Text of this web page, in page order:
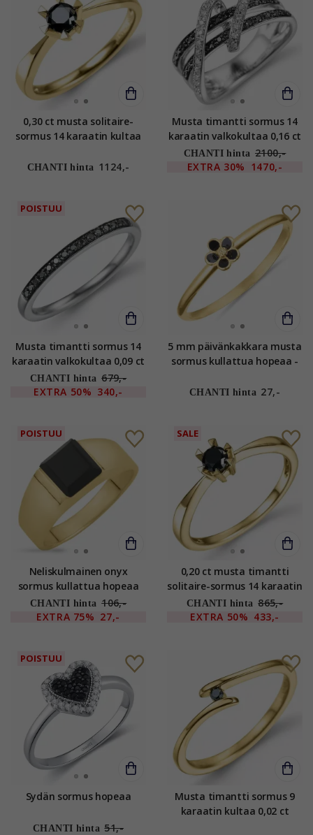
0,30 ct musta solitaire-
sormus 14 karaatin kultaa
CHANTI hinta 1124,-
Musta timantti sormus 14
karaatin valkokultaa 0,16 ct
0,19 ct
CHANTI hinta 2100,-
EXTRA 30% 1470,-
POISTUU
Musta timantti sormus 14
karaatin valkokultaa 0,09 ct
CHANTI hinta 679,-
EXTRA 50% 340,-
5 mm päivänkakkara musta
sormus kullattua hopeaa -
CHANTI hinta 27,-
POISTUU
Neliskulmainen onyx
sormus kullattua hopeaa
CHANTI hinta 106,-
EXTRA 75% 27,-
SALE
0,20 ct musta timantti
solitaire-sormus 14 karaatin
kultaa 0,20 ct
CHANTI hinta 865,-
EXTRA 50% 433,-
POISTUU
Sydän sormus hopeaa
CHANTI hinta 51,-
Musta timantti sormus 9
karaatin kultaa 0,02 ct